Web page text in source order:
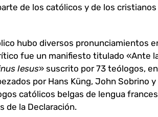
de los católicos y de los
hubo diversos pronunciamientos
fue un manifiesto titulado «Ante
Iesus» suscrito por 73 teólogos,
por Hans Küng, John Sobrino
católicos belgas de lengua
de la Declaración.